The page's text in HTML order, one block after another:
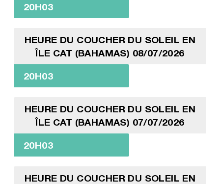
20H03
HEURE DU COUCHER DU SOLEIL EN
ÎLE CAT (BAHAMAS) 08/07/2026
20H03
HEURE DU COUCHER DU SOLEIL EN
ÎLE CAT (BAHAMAS) 07/07/2026
20H03
HEURE DU COUCHER DU SOLEIL EN